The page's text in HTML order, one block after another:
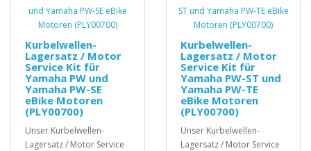
Kurbelwellen-
Lagersatz / Motor
Service Kit für
Yamaha PW und
Yamaha PW-SE
eBike Motoren
(PLY00700)
Unser Kurbelwellen-
Lagersatz / Motor Service
Kurbelwellen-
Lagersatz / Motor
Service Kit für
Yamaha PW-ST und
Yamaha PW-TE
eBike Motoren
(PLY00700)
Unser Kurbelwellen-
Lagersatz / Motor Service